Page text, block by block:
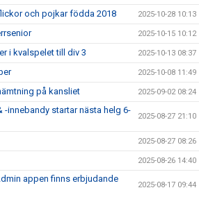
och pojkar födda 2018 2025-10-28 10:13
2025-10-15 10:12
i kvalspelet till div 3 2025-10-13 08:37
2025-10-08 11:49
på kansliet 2025-09-02 08:24
innebandy startar nästa helg 6-
2025-08-27 21:10
2025-08-27 08:26
2025-08-26 14:40
appen finns erbjudande
2025-08-17 09:44